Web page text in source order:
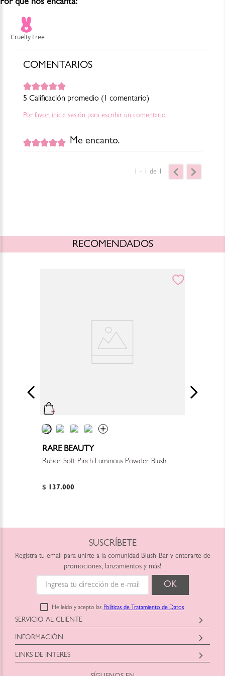
(CI 77492) , IRON OXIDES (CI 77499) , BLUE 1 LAKE (CI 42090) ,
RED 7 LAKE (CI 15850) , RED 28 LAKE (CI 45410) , YELLOW 5
LAKE (CI 19140) , YELLOW 6 LAKE (CI 15985)]
Para consultar la información más actualizada y completa, por favor
marca/terminos-condiciones
Por qué nos encanta:
COMENTARIOS
5 Calificación promedio (1 comentario)
Por favor, inicia sesión para escribir un comentario.
Me encanto.
1 - 1 de 1
RECOMENDADOS
RARE BEAUTY
Rubor Soft Pinch Luminous Powder Blush
$ 137.000
SUSCRÍBETE
Registra tu email para unirte a la comunidad Blush-Bar y enterarte de
promociones, lanzamientos y más!
He leído y acepto las Políticas de Tratamiento de Datos
SERVICIO AL CLIENTE
Horario: Lunes a Viernes
9:00am a 6:00pm
shop@blush-bar.com
INFORMACIÓN
Blush-Bar SAS
Correo:shop@blush-bar.com
LINKS DE INTERES